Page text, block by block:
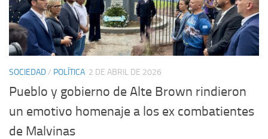
SOCIEDAD/ POLÍTICA 2 DE ABRIL DE 2026
Pueblo y gobierno de Alte Brown rindieron
un emotivo homenaje a los ex combatientes
de Malvinas